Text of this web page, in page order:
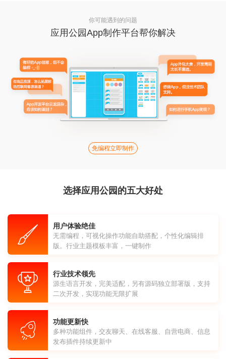
你可能遇到的问题
应用公园App制作平台帮你解决
免编程立即制作
选择应用公园的五大好处
用户体验绝佳
无需编程，可视化操作功能自助搭配，个性化编辑排
版。行业主题模板丰富，一键制作
行业技术领先
源生语言开发，完美适配，另有源码独立部署版，支持
二次开发，实现功能无限扩展
功能更新快
多种功能组件，交友聊天、在线客服、自营电商、信息
发布插件持续更新中